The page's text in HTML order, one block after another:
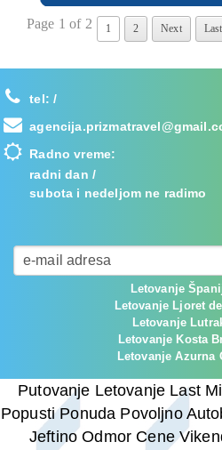
Page 1 of 2 1 2 Next Last
tel:/
Radno vreme:
radni dan /
subota i nedeljom ne radimo
Letovanje
Letovanje Ljoret
Letovanje
Letovanje Kosta
Letovanje Azurna
Putovanje Letovanje Last
Popusti Ponuda Povoljno
Jeftino Odmor Cene